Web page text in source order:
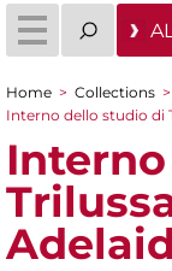
You are
Home > Collections >
Interno dello studio di